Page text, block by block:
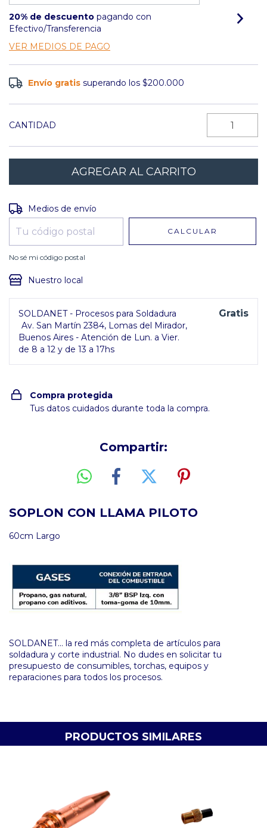
20% de descuento pagando con
Efectivo/Transferencia
VER MEDIOS DE PAGO
Envío gratis superando los$200.000
CANTIDAD
Entregas para el CP:
Medios de envío
CALCULAR
No sé mi código postal
Nuestro local
SOLDANET - Procesos para Soldadura
Av. San Martín 2384, Lomas del Mirador,
Buenos Aires - Atención de Lun. a Vier.
de 8 a 12 y de 13 a 17hs
Gratis
Compra protegida
Tus datos cuidados durante toda la compra.
Compartir:
SOPLON CON LLAMA PILOTO
60cm Largo
SOLDANET... la red más completa de artículos para
soldadura y corte industrial. No dudes en solicitar tu
presupuesto de consumibles, torchas, equipos y
reparaciones para todos los procesos.
PRODUCTOS SIMILARES